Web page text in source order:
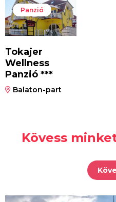
Panzió
Tokajer
Wellness
Panzió ***
Balaton-part
Kövess